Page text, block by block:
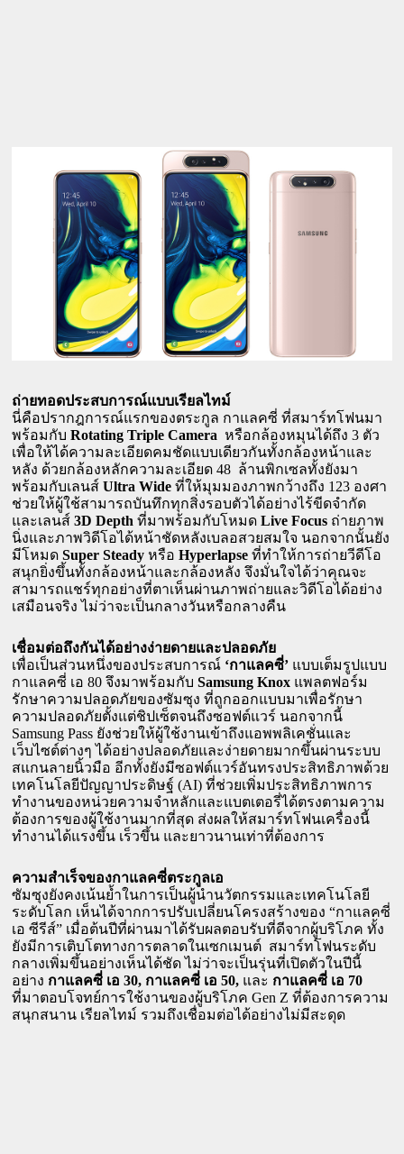
ถ่ายทอดประสบการณ์แบบเรียลไทม์
นี่คือปรากฎการณ์แรกของตระกูล กาแลคซี่ ที่สมาร์ทโฟนมา
พร้อมกับ Rotating Triple Camera หรือกล้องหมุนได้ถึง 3 ตัว
เพื่อให้ได้ความละเอียดคมชัดแบบเดียวกันทั้งกล้องหน้าและ
หลัง ด้วยกล้องหลักความละเอียด 48  ล้านพิกเซลทั้งยังมา
พร้อมกับเลนส์ Ultra Wide ที่ให้มุมมองภาพกว้างถึง 123 องศา
ช่วยให้ผู้ใช้สามารถบันทึกทุกสิ่งรอบตัวได้อย่างไร้ขีดจำกัด
และเลนส์ 3D Depth ที่มาพร้อมกับโหมด Live Focus ถ่ายภาพ
นิ่งและภาพวิดีโอได้หน้าชัดหลังเบลอสวยสมใจ นอกจากนั้นยัง
มีโหมด Super Steady หรือ Hyperlapse ที่ทำให้การถ่ายวีดีโอ
สนุกยิ่งขึ้นทั้งกล้องหน้าและกล้องหลัง จึงมั่นใจได้ว่าคุณจะ
สามารถแชร์ทุกอย่างที่ตาเห็นผ่านภาพถ่ายและวิดีโอได้อย่าง
เสมือนจริง ไม่ว่าจะเป็นกลางวันหรือกลางคืน
เชื่อมต่อถึงกันได้อย่างง่ายดายและปลอดภัย
เพื่อเป็นส่วนหนึ่งของประสบการณ์ ‘กาแลคซี่’ แบบเต็มรูปแบบ
กาแลคซี่ เอ 80 จึงมาพร้อมกับ Samsung Knox แพลตฟอร์ม
รักษาความปลอดภัยของซัมซุง ที่ถูกออกแบบมาเพื่อรักษา
ความปลอดภัยตั้งแต่ชิปเซ็ตจนถึงซอฟต์แวร์ นอกจากนี้
Samsung Pass ยังช่วยให้ผู้ใช้งานเข้าถึงแอพพลิเคชั่นและ
เว็บไซต์ต่างๆ ได้อย่างปลอดภัยและง่ายดายมากขึ้นผ่านระบบ
สแกนลายนิ้วมือ อีกทั้งยังมีซอฟต์แวร์อันทรงประสิทธิภาพด้วย
เทคโนโลยีปัญญาประดิษฐ์ (AI) ที่ช่วยเพิ่มประสิทธิภาพการ
ทำงานของหน่วยความจำหลักและแบตเตอรี่ได้ตรงตามความ
ต้องการของผู้ใช้งานมากที่สุด ส่งผลให้สมาร์ทโฟนเครื่องนี้
ทำงานได้แรงขึ้น เร็วขึ้น และยาวนานเท่าที่ต้องการ
ความสำเร็จของกาแลคซี่ตระกูลเอ
ซัมซุงยังคงเน้นย้ำในการเป็นผู้นำนวัตกรรมและเทคโนโลยี
ระดับโลก เห็นได้จากการปรับเปลี่ยนโครงสร้างของ “กาแลคซี่
เอ ซีรีส์” เมื่อต้นปีที่ผ่านมาได้รับผลตอบรับที่ดีจากผู้บริโภค ทั้ง
ยังมีการเติบโตทางการตลาดในเซกเมนต์  สมาร์ทโฟนระดับ
กลางเพิ่มขึ้นอย่างเห็นได้ชัด ไม่ว่าจะเป็นรุ่นที่เปิดตัวในปีนี้
อย่าง กาแลคซี่ เอ 30, กาแลคซี่ เอ 50, และ กาแลคซี่
ที่มาตอบโจทย์การใช้งานของผู้บริโภค Gen Z ที่ต้องการความ
สนุกสนาน เรียลไทม์ รวมถึงเชื่อมต่อได้อย่างไม่มีสะดุด